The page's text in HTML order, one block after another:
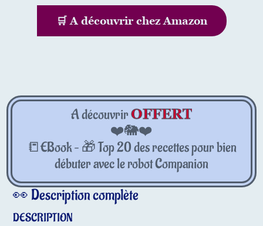
🛒 A découvrir chez Amazon
A découvrirOFFERT
❤️🐘❤️
📒EBook – 🎁 Top 20 des recettes pour bien
débuter avec le robot Companion
👀 Description complète
DESCRIPTION